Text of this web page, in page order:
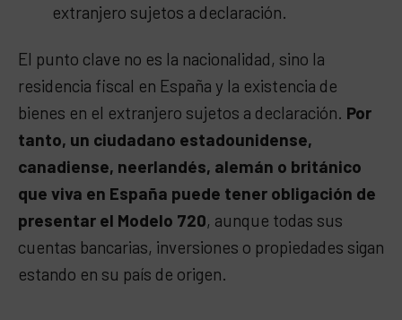
extranjero sujetos a declaración.
El punto clave no es la nacionalidad, sino la
residencia fiscal en España y la existencia de
bienes en el extranjero sujetos a declaración. Por
tanto, un ciudadano estadounidense,
canadiense, neerlandés, alemán o británico
que viva en España puede tener obligación de
presentar el Modelo 720, aunque todas sus
cuentas bancarias, inversiones o propiedades sigan
estando en su país de origen.